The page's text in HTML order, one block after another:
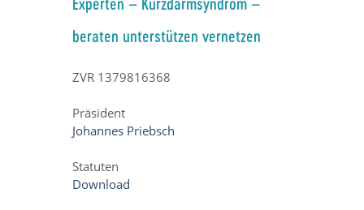
beraten unterstützen vernetzen
ZVR 1379816368
Präsident
Johannes Priebsch
Statuten
Download